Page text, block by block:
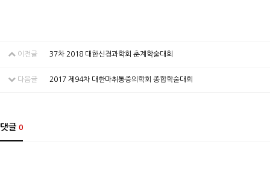
이전글 37차 2018 대한신경과학회 춘계학술대회
다음글 2017 제94차 대한마취통증의학회 종합학술대회
댓글 0